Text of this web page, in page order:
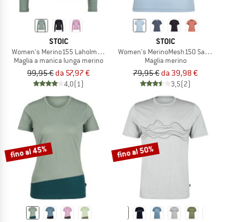
STOIC
Women's Merino155 LaholmSt. L/S
Maglia a manica lunga merino
99,95 € da 57,97 €
4,0(1)
STOIC
Women's MerinoMesh150 SadjemSt.
Maglia merino
79,95 € da 39,98 €
3,5(2)
fino al 45% fino al 50%